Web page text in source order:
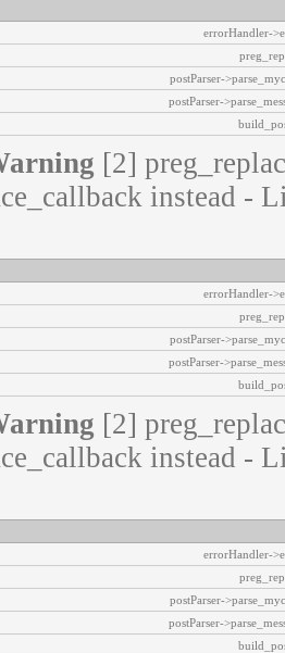
errorHandler-
postParser-
postParser-
[2]
instead -
errorHandler-
postParser-
postParser-
[2]
instead -
errorHandler-
postParser-
postParser-